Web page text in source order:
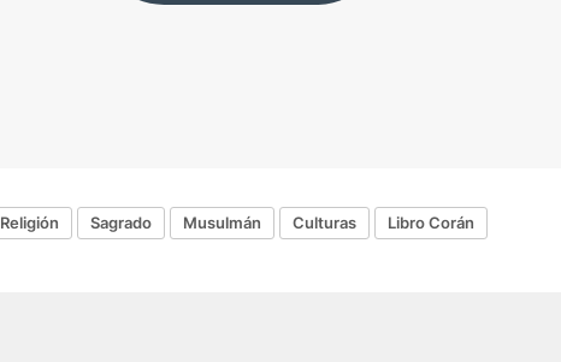
Religión Sagrado Musulmán Culturas Libro Corán